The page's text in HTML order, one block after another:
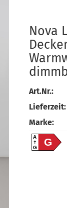
Nova
Art.Nr.:
Lieferzeit:
Marke:
A
GG